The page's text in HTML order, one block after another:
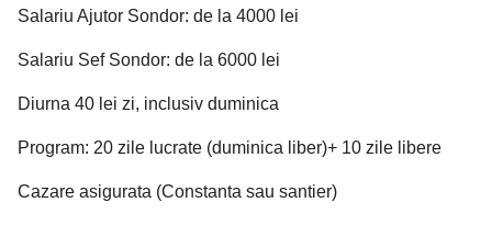
Salariu Ajutor Sondor: de la 4000 lei
Salariu Sef Sondor: de la 6000 lei
Diurna 40 lei zi, inclusiv duminica
Program: 20 zile lucrate (duminica liber)+ 10 zile libere
Cazare asigurata (Constanta sau santier)